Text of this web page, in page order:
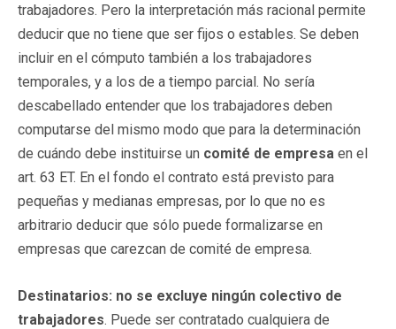
trabajadores. Pero la interpretación más racional permite
deducir que no tiene que ser fijos o estables. Se deben
incluir en el cómputo también a los trabajadores
temporales, y a los de a tiempo parcial. No sería
descabellado entender que los trabajadores deben
computarse del mismo modo que para la determinación
de cuándo debe instituirse un comité de empresa en el
art. 63 ET. En el fondo el contrato está previsto para
pequeñas y medianas empresas, por lo que no es
arbitrario deducir que sólo puede formalizarse en
empresas que carezcan de comité de empresa.
Destinatarios: no se excluye ningún colectivo de
trabajadores. Puede ser contratado cualquiera de